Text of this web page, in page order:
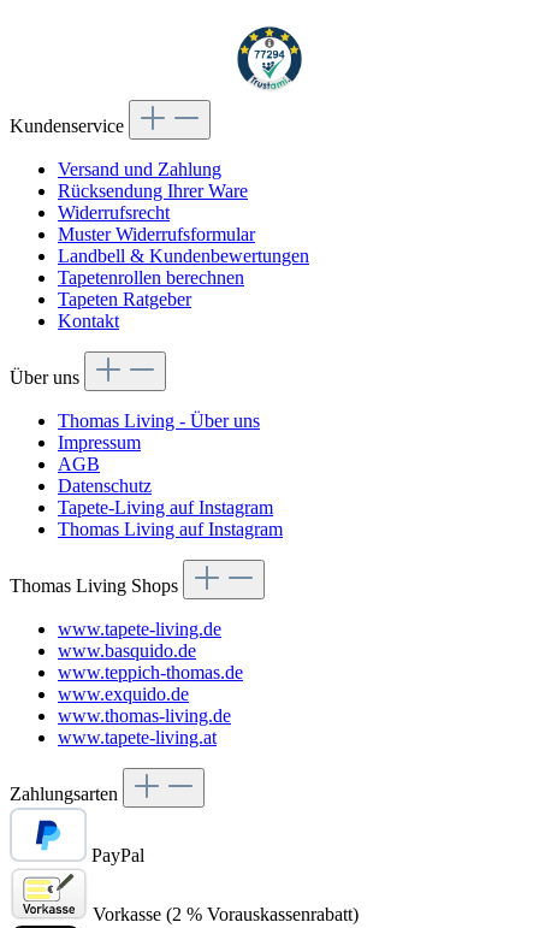
Kundenservice
Versand und Zahlung
Rücksendung Ihrer Ware
Widerrufsrecht
Muster Widerrufsformular
Landbell & Kundenbewertungen
Tapetenrollen berechnen
Tapeten Ratgeber
Kontakt
Über uns
Thomas Living - Über uns
Impressum
AGB
Datenschutz
Tapete-Living auf Instagram
Thomas Living auf Instagram
Thomas Living Shops
www.tapete-living.de
www.basquido.de
www.teppich-thomas.de
www.exquido.de
www.thomas-living.de
www.tapete-living.at
Zahlungsarten
PayPal
Vorkasse (2 % Vorauskassenrabatt)